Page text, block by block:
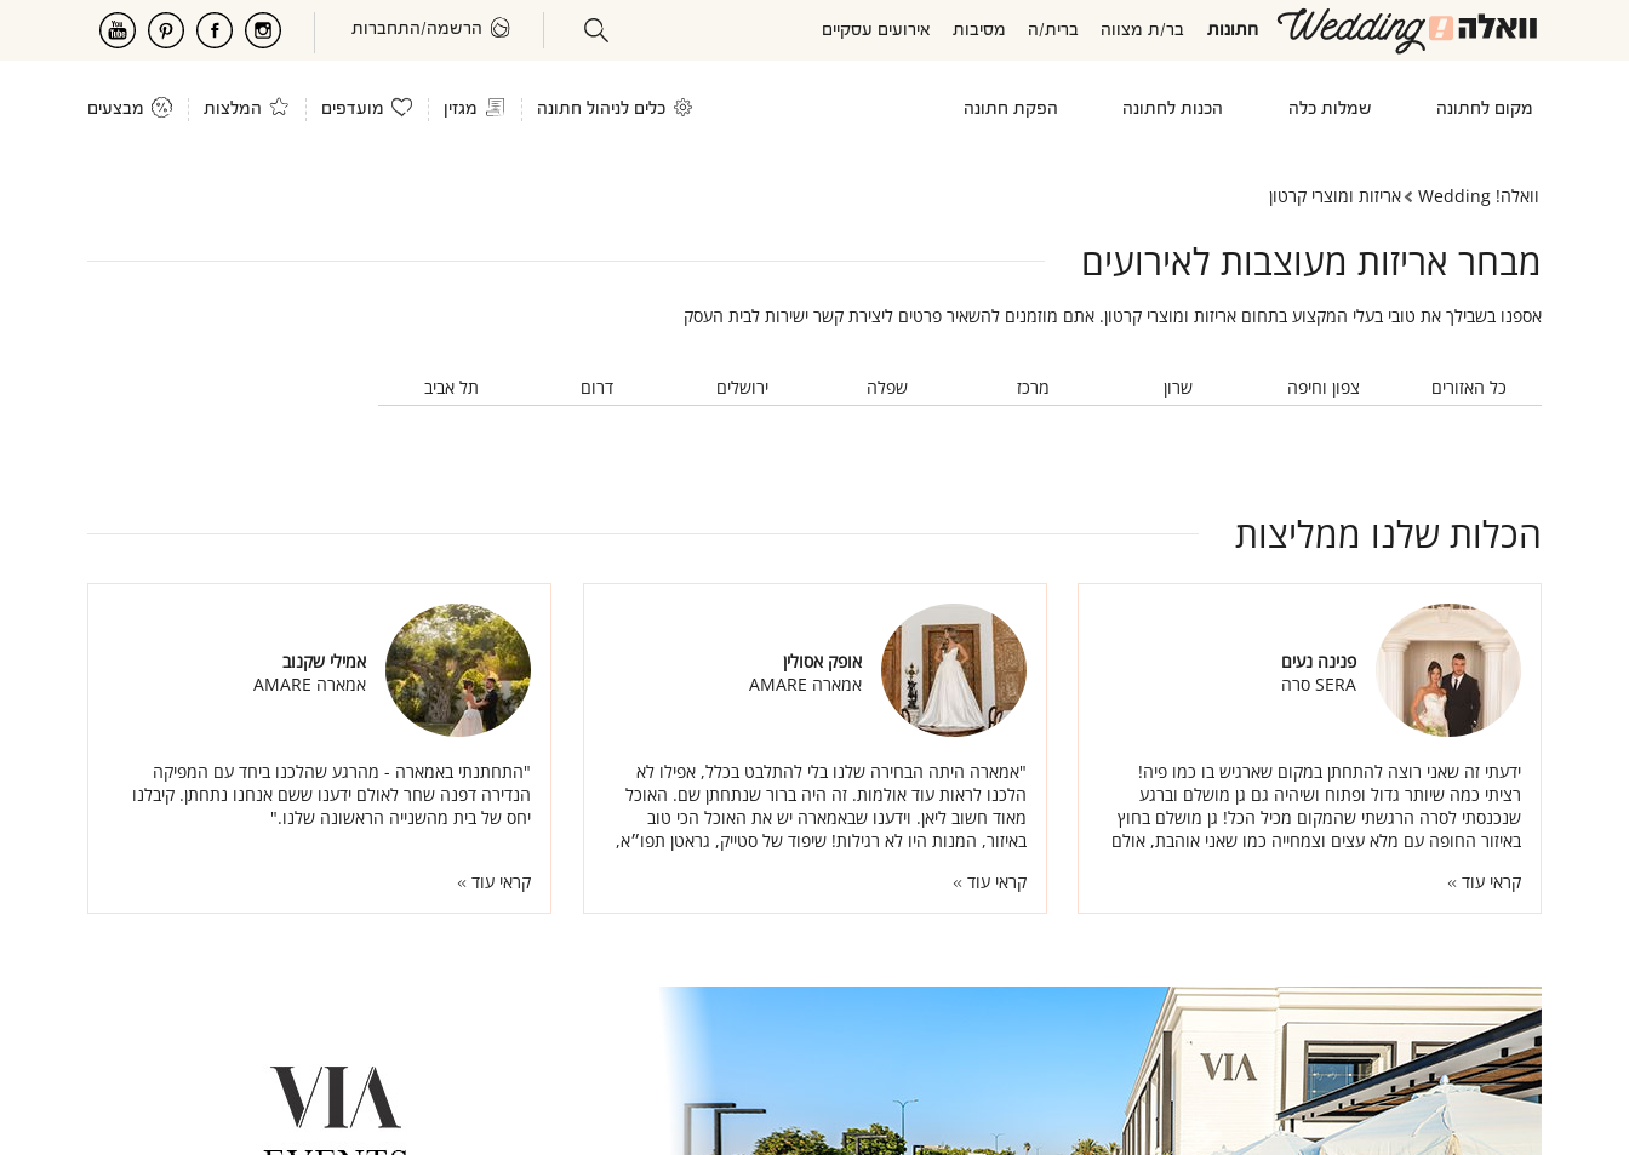
חתונות בר/ת מצווה ברית/ה מסיבות אירועים עסקיים הרשמה/התחברות
מקום לחתונה שמלות כלה הכנות לחתונה הפקת חתונה כלים לניהול חתונה מגזין מועדפים המלצות מבצעים
וואלה! Wedding אריזות ומוצרי קרטון
מבחר אריזות מעוצבות לאירועים
אספנו בשבילך את טובי בעלי המקצוע בתחום אריזות ומוצרי קרטון. אתם מוזמנים להשאיר פרטים ליצירת קשר ישירות לבית העסק
כל האזורים צפון וחיפה שרון מרכז שפלה ירושלים דרום תל אביב
הכלות שלנו ממליצות
פנינה נעים
SERA סרה
ידעתי זה שאני רוצה להתחתן במקום שארגיש בו כמו פיה!
רציתי כמה שיותר גדול ופתוח ושיהיה גם גן מושלם וברגע
שנכנסתי לסרה הרגשתי שהמקום מכיל הכל! גן מושלם בחוץ
באיזור החופה עם מלא עצים וצמחייה כמו שאני אוהבת, אולם
קראי עוד
אופק אסולין
אמארה AMARE
"אמארה היתה הבחירה שלנו בלי להתלבט בכלל, אפילו לא
הלכנו לראות עוד אולמות. זה היה ברור שנתחתן שם. האוכל
מאוד חשוב ליאן. וידענו שבאמארה יש את האוכל הכי טוב
באיזור, המנות היו לא רגילות! שיפוד של סטייק, גראטן תפו״א,
קראי עוד
אמילי שקנוב
אמארה AMARE
"התחתנתי באמארה - מהרגע שהלכנו ביחד עם המפיקה
הנדירה דפנה שחר לאולם ידענו ששם אנחנו נתחתן. קיבלנו
יחס של בית מהשנייה הראשונה שלנו."
קראי עוד